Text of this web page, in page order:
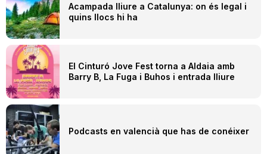
Acampada lliure a Catalunya: on és legal i
quins llocs hi ha
El Cinturó Jove Fest torna a Aldaia amb
Barry B, La Fuga i Buhos i entrada lliure
Podcasts en valencià que has de conéixer